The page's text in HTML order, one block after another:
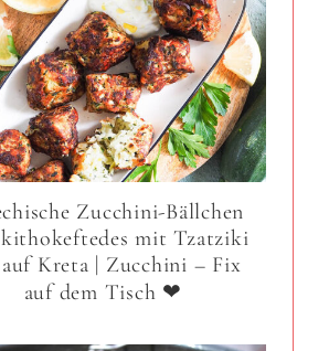
Zucchini-Bällchen
mit Tzatziki
Kreta | Zucchini – Fix
auf dem Tisch ❤